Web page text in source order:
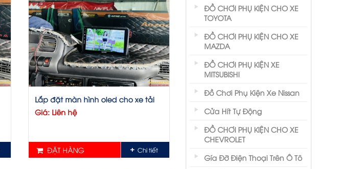
Lắp đặt màn hình oled cho xe tải
Giá: Liên hệ
ĐẶT HÀNG Chi tiết
ĐỒ CHƠI PHỤ KIỆN CHO XE
TOYOTA
ĐỒ CHƠI PHỤ KIỆN CHO XE
MAZDA
ĐỒ CHƠI PHỤ KIỆN XE
MITSUBISHI
Đồ Chơi Phụ Kiện Xe Nissan
Cửa Hít Tự Động
ĐỒ CHƠI PHỤ KIỆN CHO XE
CHEVROLET
Gía Đỡ Điện Thoại Trên Ô Tô